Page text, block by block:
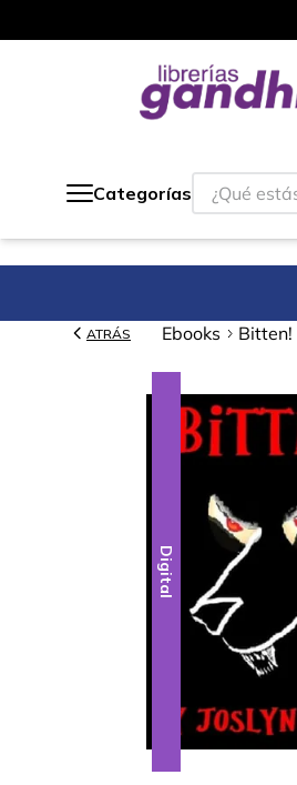
Categorías
¿Qué estás
ATRÁS Ebooks Bitten!
Digital